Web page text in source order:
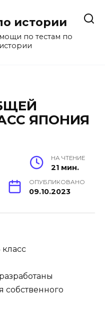
истории
по тестам по
истории
ЯПОНИЯ
НА ЧТЕНИЕ
21 мин.
ОПУБЛИКОВАНО
09.10.2023
собственного